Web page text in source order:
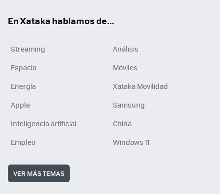
En Xataka hablamos de...
Streaming
Análisis
Espacio
Móviles
Energía
Xataka Movilidad
Apple
Samsung
Inteligencia artificial
China
Empleo
Windows 11
VER MÁS TEMAS